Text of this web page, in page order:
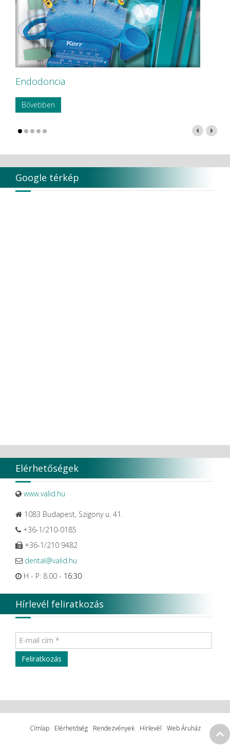
Endodoncia
Bővebben
Google térkép
Elérhetőségek
www.valid.hu
1083 Budapest, Szigony u. 41.
+36-1/210-0185
+36-1/210 9482
dental@valid.hu
H - P: 8:00 - 16:30
Hírlevél feliratkozás
Címlap Elérhetőség Rendezvények Hírlevél Web Áruház